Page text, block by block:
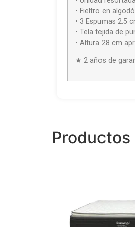
• Fieltro en
• 3 Espumas 2.5
• Tela tejida de
• Altura 28 cm
★ 2 años de